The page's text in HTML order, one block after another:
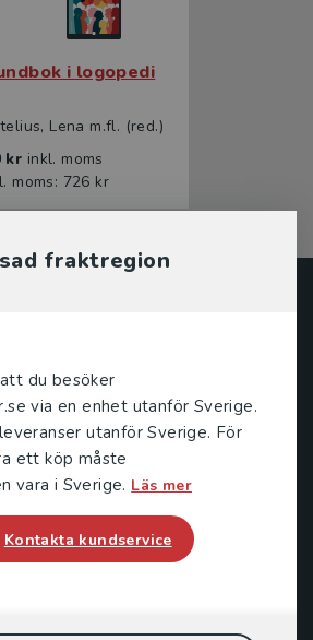
fraktregion
du besöker
via en enhet utanför Sverige.
utanför Sverige. För
ett köp måste
vara i Sverige. Läs mer
Kontakta kundservice
i logopedi
Lena m.fl. (red.)
kr inkl. moms
moms: 726 kr
Med läromedel, kurslitteratur,
och digitala
i utbudet, finns Studentlitteratur med